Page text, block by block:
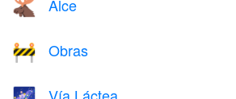
🫎 Alce
🚧 Obras
Vía Láctea